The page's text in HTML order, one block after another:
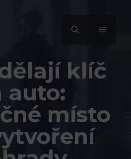
MENU
klíč
auto:
místo